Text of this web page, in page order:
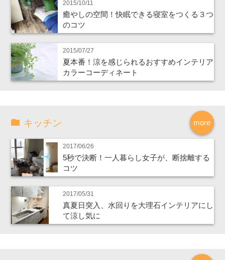
2015/10/11
癒やしの空間！快眠できる寝室をつくる３つ
のコツ
2015/07/27
夏本番！涼を感じられるおすすめインテリア
カラーコーディネート
more
キッチン
2017/06/26
5秒で決断！一人暮らし女子が、断捨離する
コツ
2017/05/31
真夏日突入、水回りを大理石インテリアにし
て涼し気に